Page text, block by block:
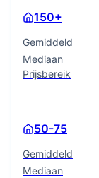
150+
Gemiddeld
Mediaan
Prijsbereik
50-75
Gemiddeld
Mediaan